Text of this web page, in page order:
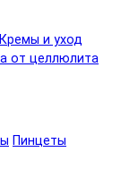
Кремы и уход
от целлюлита
Пинцеты